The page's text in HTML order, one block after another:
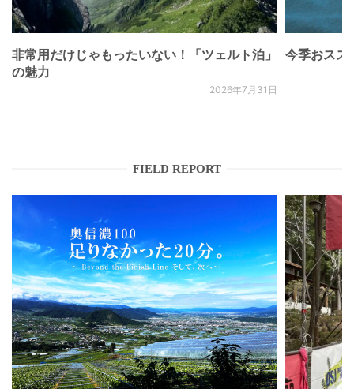
非常用だけじゃもったいない！「ツェルト泊」
の魅力
2026年7月31日
今季おスス
FIELD REPORT